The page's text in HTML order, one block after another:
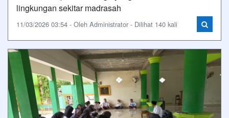
lingkungan sekitar madrasah
11/03/2026 03:54 - Oleh Administrator - Dilihat 140 kali